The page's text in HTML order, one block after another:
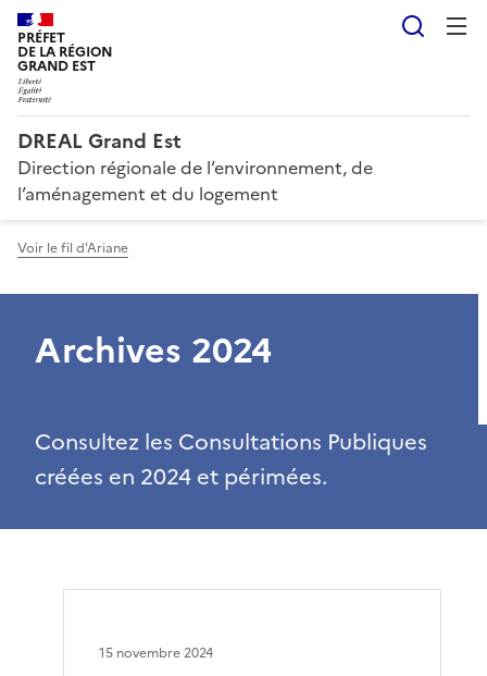
PRÉFET
DE LA RÉGION
GRAND EST
DREAL Grand Est
Direction régionale de l’environnement, de
l’aménagement et du logement
Voir le fil d'Ariane
Archives 2024
Consultez les Consultations Publiques
créées en 2024 et périmées.
15 novembre 2024